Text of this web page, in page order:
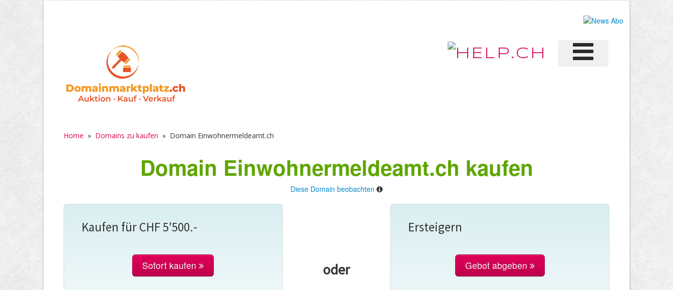
Home » Domains zu kaufen » Domain Einwohnermeldeamt.ch
Domain Einwohnermeldeamt.ch kaufen
Diese Domain beobachten
Kaufen für CHF 5'500.-
Sofort kaufen oder
Ersteigern
Gebot abgeben